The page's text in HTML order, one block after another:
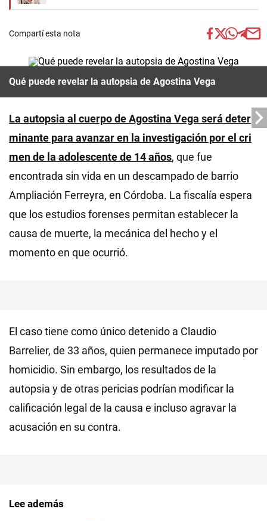
Compartí esta nota
Qué puede revelar la autopsia de Agostina Vega
La autopsia al cuerpo de Agostina Vega será deter
minante para avanzar en la investigación por el cri
men de la adolescente de 14 años, que fue
encontrada sin vida en un descampado de barrio
Ampliación Ferreyra, en Córdoba. La fiscalía espera
que los estudios forenses permitan establecer la
causa de muerte, la mecánica del hecho y el
momento en que ocurrió.
El caso tiene como único detenido a Claudio
Barrelier, de 33 años, quien permanece imputado por
homicidio. Sin embargo, los resultados de la
autopsia y de otras pericias podrían modificar la
calificación legal de la causa e incluso agravar la
acusación en su contra.
Lee además